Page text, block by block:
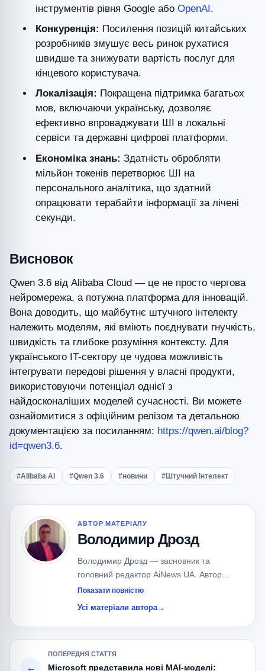
інструментів рівня Google абоOpenAI.
Конкуренція: Посилення позицій китайських
розробників змушує весь ринок рухатися
швидше та знижувати вартість послуг для
кінцевого користувача.
Локалізація: Покращена підтримка багатьох
мов, включаючи українську, дозволяє
ефективно впроваджувати ШІ в локальні
сервіси та державні цифрові платформи.
Економіка знань: Здатність обробляти
мільйон токенів перетворює ШІ на
персонального аналітика, що здатний
опрацювати терабайти інформації за лічені
секунди.
Висновок
Qwen 3.6 від Alibaba Cloud — це не просто чергова
нейромережа, а потужна платформа для інновацій.
Вона доводить, що майбутнє штучного інтелекту
належить моделям, які вміють поєднувати гнучкість,
швидкість та глибоке розуміння контексту. Для
українського IT-сектору це чудова можливість
інтегрувати передові рішення у власні продукти,
використовуючи потенціал однієї з
найдосконаліших моделей сучасності. Ви можете
ознайомитися з офіційним релізом та детальною
документацією за посиланням: https://qwen.ai/blog?
id=qwen3.6.
#Alibaba AI #Qwen 3.6 #новини #Штучний інтелект
АВТОР МАТЕРІАЛУ
Володимир Дрозд
Володимир Дрозд — засновник та
головний редактор AiNews UA. Автор
понад 700 публікацій про штучний
Спеціалізується на новинах OpenAI,
Google, Anthropic, xAI, Meta та локальних
AI-моделях.
Показати повністю
Усі матеріали автора→
←
ПОПЕРЕДНЯ СТАТТЯ
Microsoft представила нові MAI-моделі: